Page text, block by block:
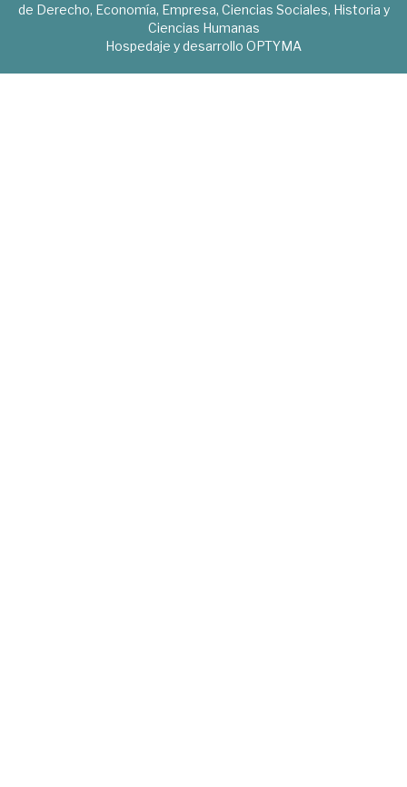
de Derecho, Economía, Empresa, Ciencias Sociales, Historia y
Ciencias Humanas
Hospedaje y desarrollo OPTYMA